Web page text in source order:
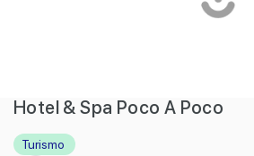
Hotel & Spa Poco A Poco
Turismo